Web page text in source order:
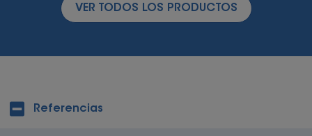
VER TODOS LOS PRODUCTOS
Referencias